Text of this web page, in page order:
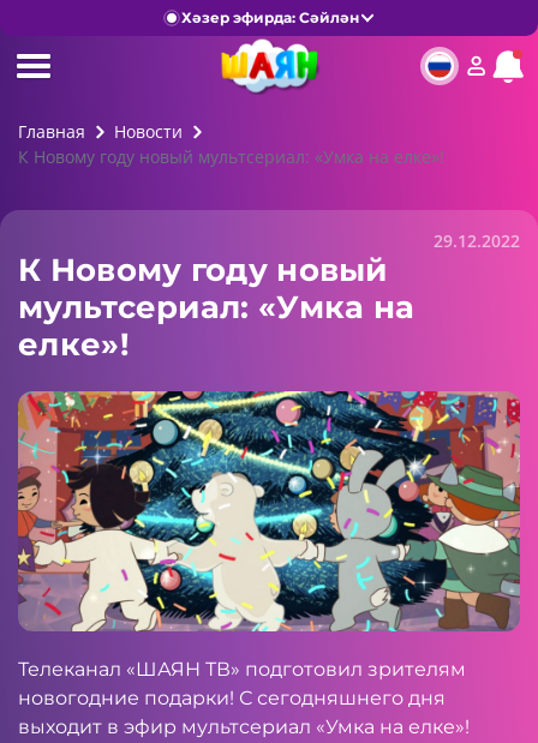
Хәзер эфирда: Сәйлән
Главная
Новости
К Новому году новый мультсериал: «Умка на елке»!
29.12.2022
К Новому году новый
мультсериал: «Умка на
елке»!
Телеканал «ШАЯН ТВ» подготовил зрителям
новогодние подарки! С сегодняшнего дня
выходит в эфир мультсериал «Умка на елке»!